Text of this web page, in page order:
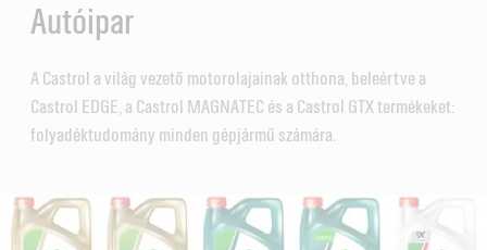
Autóipar
A Castrol a világ vezető motorolajainak otthona, beleértve a
Castrol EDGE, a Castrol MAGNATEC és a Castrol GTX termékeket:
folyadéktudomány minden gépjármű számára.